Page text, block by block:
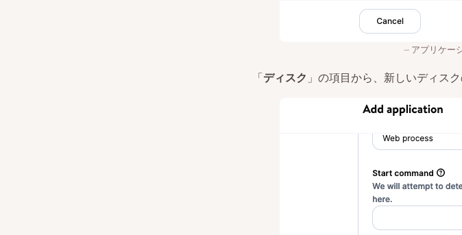
アプリケー
「ディスク 」の項目から、新しいディス